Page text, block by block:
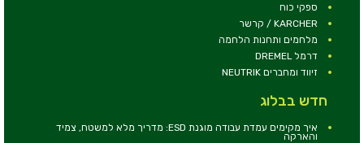
ספקי כוח
KARCHER / קרשר
מלחמים ותחנות הלחמה
דרמל DREMEL
זיווד ומחברים NEUTRIK
חדש בבלוג
איך מקימים עמדת עבודה מוגנת ESD: מדריך מלא למשטח, צמיד
והארקה